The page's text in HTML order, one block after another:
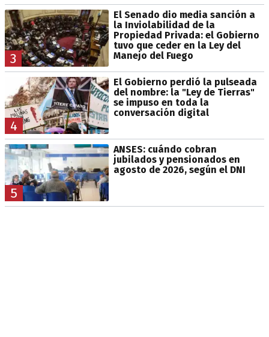
3
El Senado dio media sanción a
la Inviolabilidad de la
Propiedad Privada: el Gobierno
tuvo que ceder en la Ley del
Manejo del Fuego
4
El Gobierno perdió la pulseada
del nombre: la "Ley de Tierras"
se impuso en toda la
conversación digital
5
ANSES: cuándo cobran
jubilados y pensionados en
agosto de 2026, según el DNI